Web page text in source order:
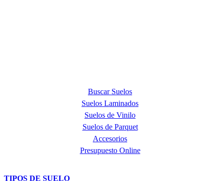
Buscar Suelos
Suelos Laminados
Suelos de Vinilo
Suelos de Parquet
Accesorios
Presupuesto Online
TIPOS DE SUELO